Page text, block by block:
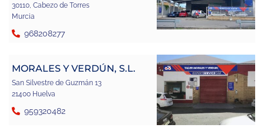
30110, Cabezo de Torres
Murcia
968208277
MORALES Y VERDÚN, S.L.
San Silvestre de Guzmán 13
21400 Huelva
959320482